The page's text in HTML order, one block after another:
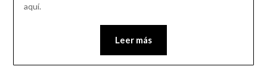
aquí.
Leer más